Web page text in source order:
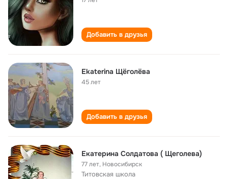
Добавить в друзья
Ekaterina Щёголёва
45 лет
Добавить в друзья
Екатерина Солдатова ( Щеголева)
77 лет, Новосибирск
Титовская школа